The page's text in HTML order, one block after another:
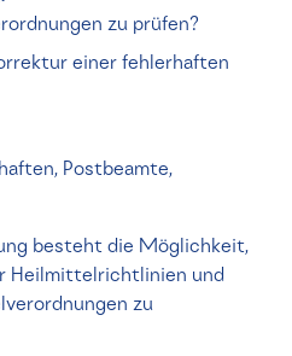
zu prüfen?
einer fehlerhaften
Postbeamte,
besteht die Möglichkeit,
Heilmittelrichtlinien und
zu